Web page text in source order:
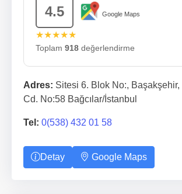
4.5 Google Maps
★★★★★
Toplam 918 değerlendirme
Adres: Sitesi 6. Blok No:, Başakşehir,
Cd. No:58 Bağcılar/İstanbul
Tel: 0(538) 432 01 58
Detay Google Maps